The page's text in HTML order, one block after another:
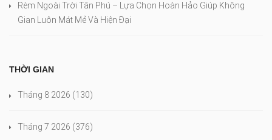
Rèm Ngoài Trời Tân Phú – Lựa Chọn Hoàn Hảo Giúp Không
Gian Luôn Mát Mẻ Và Hiện Đại
THỜI GIAN
Tháng 8 2026 (130)
Tháng 7 2026 (376)